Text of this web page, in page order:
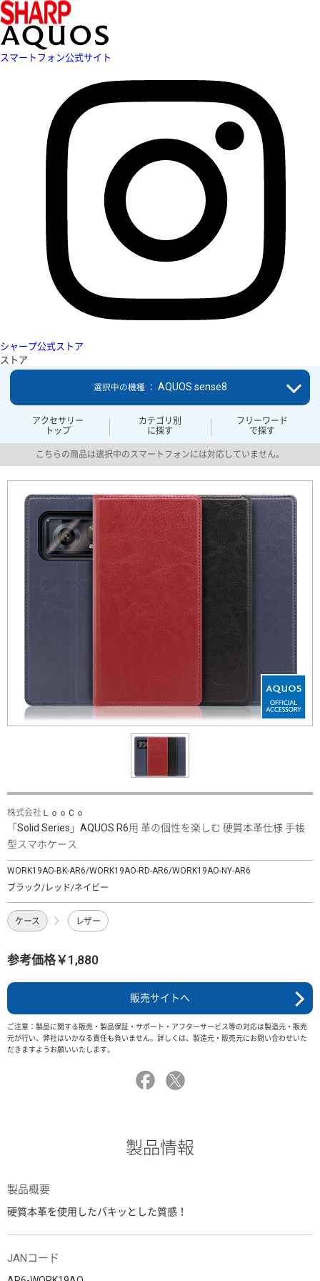
スマートフォン公式サイト
シャープ公式ストア
ストア
アクセサリー
トップ
カテゴリ別
に探す
フリーワード
で探す
選択中の機種 ： AQUOS sense8
こちらの商品は選択中のスマートフォンには対応していません。
株式会社ＬｏｏＣｏ
「Solid Series」AQUOS R6用 革の個性を楽しむ 硬質本革仕様 手帳
型スマホケース
WORK19AO-BK-AR6/WORK19AO-RD-AR6/WORK19AO-NY-AR6
ブラック/レッド/ネイビー
ケース レザー
参考価格￥1,880
販売サイトへ
ご注意：製品に関する販売・製品保証・サポート・アフターサービス等の対応は製造元・販売
元が行い、弊社はいかなる責任も負いません。詳しくは、製造元・販売元にお問い合わせいた
だきますようお願いいたします。
製品情報
製品概要
硬質本革を使用したパキッとした質感！
JANコード